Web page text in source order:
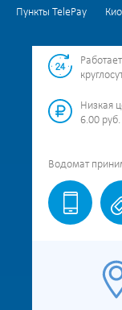
Пункты TelePay
Работает
Низкая
6.00
Водомат